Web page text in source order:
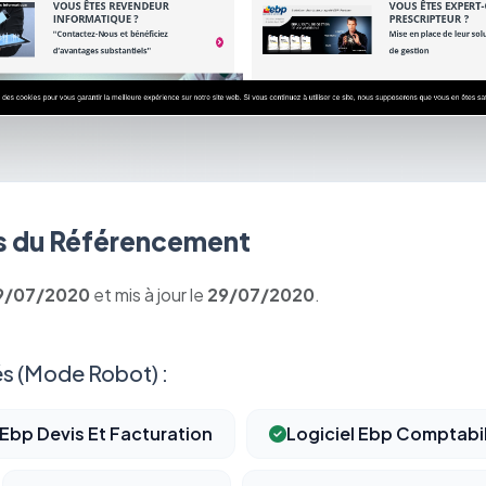
Référencement
07/2020 et mis à jour le 29/07/2020.
(Mode Robot) :
Ebp Devis Et Facturation Logiciel Ebp